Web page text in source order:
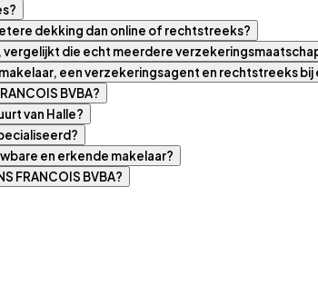
dekking dan online of rechtstreeks?
die echt meerdere
een verzekeringsagent en rechtstreeks
BVBA?
van Halle?
en erkende makelaar?
FRANCOIS BVBA?